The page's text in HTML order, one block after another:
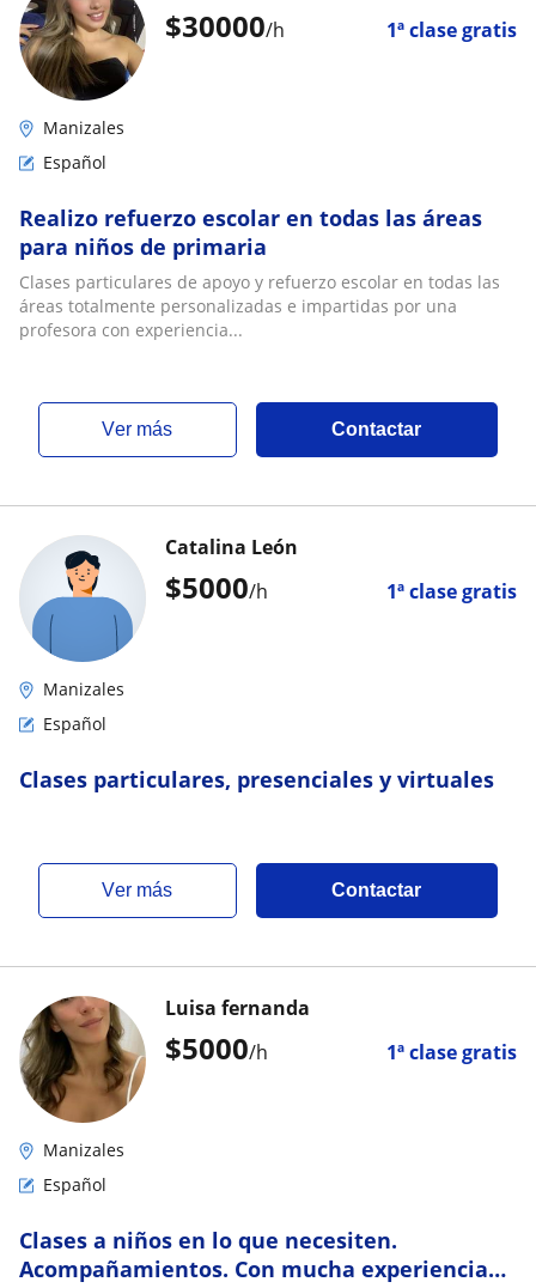
$30000/h 1ª clase gratis
Manizales
Español
Realizo refuerzo escolar en todas las áreas
para niños de primaria
Clases particulares de apoyo y refuerzo escolar en todas las
áreas totalmente personalizadas e impartidas por una
profesora con experiencia...
ver más Contactar
$5000/h 1ª clase gratis
Catalina León
Manizales
Español
Clases particulares, presenciales y virtuales
ver más Contactar
$5000/h 1ª clase gratis
Luisa fernanda
Manizales
Español
Clases a niños en lo que necesiten.
Acompañamientos. Con mucha experiencia